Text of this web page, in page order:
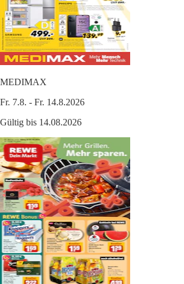
MEDIMAX
Fr. 7.8. - Fr. 14.8.2026
Gültig bis 14.08.2026